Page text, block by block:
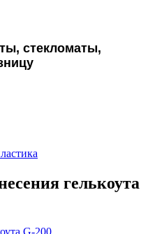
стекломаты,
гелькоута